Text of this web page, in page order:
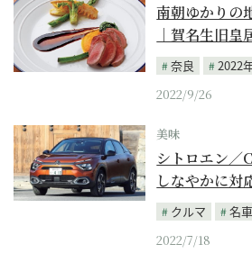
南朝ゆかりの
｜賀名生旧
奈良
2022
2022/9/26
美味
シトロエン／
しなやかに対
クルマ
名
2022/7/18